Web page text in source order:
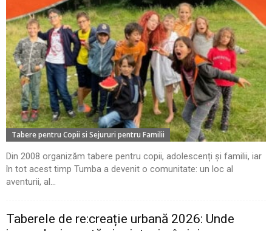
Tabere pentru Copii si Sejururi pentru Familii
Din 2008 organizăm tabere pentru copii, adolescenți și familii, iar
în tot acest timp Tumba a devenit o comunitate: un loc al
aventurii, al...
Taberele de re:creație urbană 2026: Unde